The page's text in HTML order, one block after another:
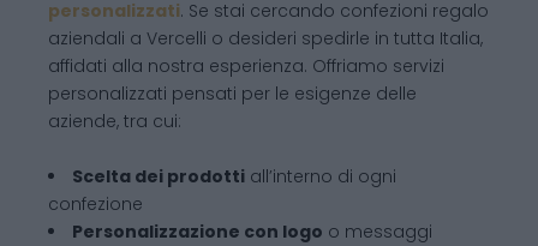
personalizzati. Se stai cercando confezioni regalo
aziendali a Vercelli o desideri spedirle in tutta Italia,
affidati alla nostra esperienza. Offriamo servizi
personalizzati pensati per le esigenze delle
aziende, tra cui:
Scelta dei prodotti all’interno di ogni
confezione
Personalizzazione con logo o messaggi